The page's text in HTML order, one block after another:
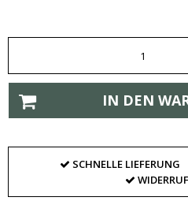
IN DEN
SCHNELLE LIEFERUNG